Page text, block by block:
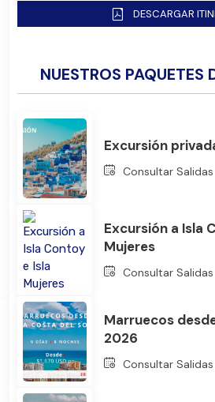
DESCARGAR
NUESTROS PAQUETES
Excursión
Consultar Salidas
Excursión a Isla
Mujeres
Consultar Salidas
Marruecos
2026
Consultar Salidas